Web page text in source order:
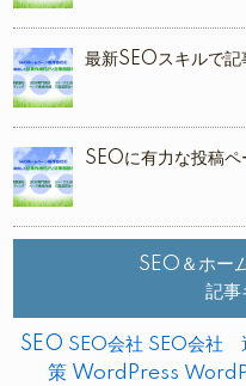
最新SEOスキルで記
SEOに有力な投稿ペ
SEO＆ホー
記事
SEO SEO会社 SEO会社
策 WordPress